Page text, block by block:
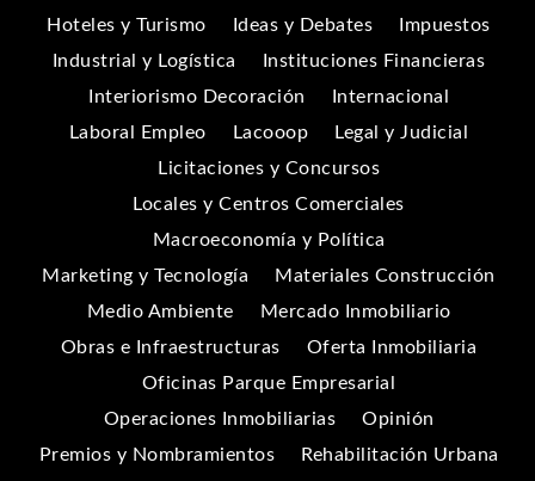
Hoteles y Turismo
Ideas y Debates
Impuestos
Industrial y Logística
Instituciones Financieras
Interiorismo Decoración
Internacional
Laboral Empleo
Lacooop
Legal y Judicial
Licitaciones y Concursos
Locales y Centros Comerciales
Macroeconomía y Política
Marketing y Tecnología
Materiales Construcción
Medio Ambiente
Mercado Inmobiliario
Obras e Infraestructuras
Oferta Inmobiliaria
Oficinas Parque Empresarial
Operaciones Inmobiliarias
Opinión
Premios y Nombramientos
Rehabilitación Urbana